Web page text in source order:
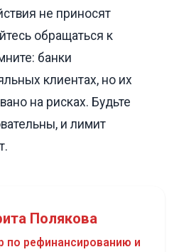
не приносят
обращаться к
банки
клиентах, но их
на рисках. Будьте
и лимит
Полякова
по рефинансированию и